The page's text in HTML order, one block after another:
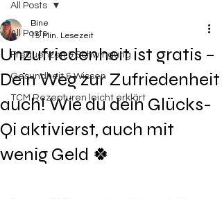
All Posts
Frequenzen & Schwingung
Gesundheit & Wissen
TCM Rezepturen leicht erklärt
All Posts
Unzufriedenheit ist gratis –
Dein Weg zur Zufriedenheit
auch! Wie du dein Glücks-
Qi aktivierst, auch mit
wenig Geld 🍀
Bine
15 Min. Lesezeit